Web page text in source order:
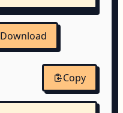
Download
Copy